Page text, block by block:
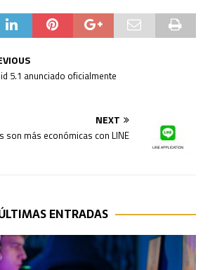
5.1 anunciado oficialmente
NEXT
son más económicas con LINE
ENTRADAS